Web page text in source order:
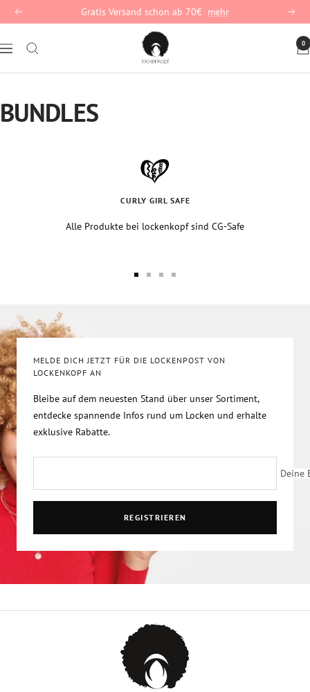
Direkt
zum
Inhalt
Zurück Gratis Versand schon ab 70€ mehr
Navigation
lockenkopf
Deutschland
0
BUNDLES
CURLY GIRL SAFE
Alle Produkte bei lockenkopf sind CG-Safe
MELDE DICH JETZT FÜR DIE LOCKENPOST VON
LOCKENKOPF AN
Bleibe auf dem neuesten Stand über unser Sortiment,
entdecke spannende Infos rund um Locken und erhalte
exklusive Rabatte.
Deine
REGISTRIEREN